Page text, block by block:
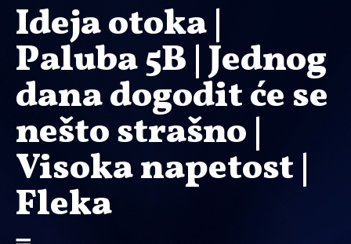
Ideja otoka |
Paluba 5B | Jednog
dana dogodit će se
nešto strašno |
Visoka napetost |
Fleka